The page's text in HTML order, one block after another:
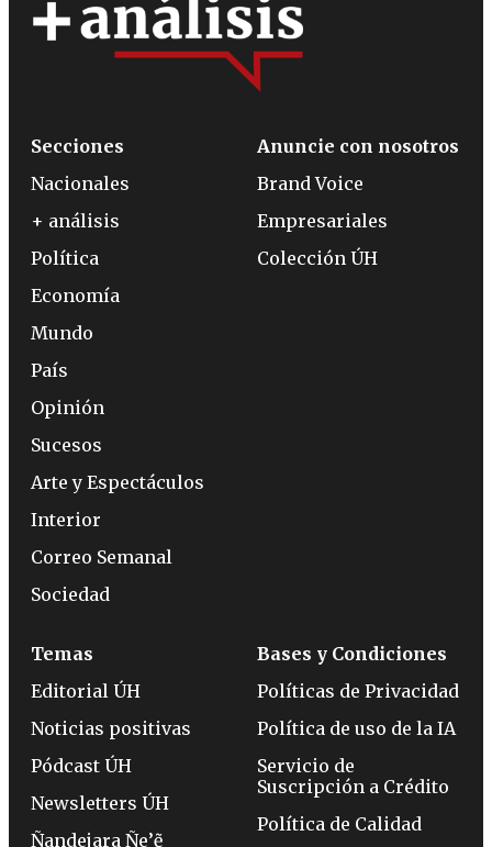
Secciones
Nacionales
+ análisis
Política
Economía
Mundo
País
Opinión
Sucesos
Arte y Espectáculos
Interior
Correo Semanal
Sociedad
Anuncie con nosotros
Brand Voice
Empresariales
Colección ÚH
Temas
Editorial ÚH
Noticias positivas
Pódcast ÚH
Newsletters ÚH
Ñandejara Ñe’ẽ
Bases y Condiciones
Políticas de Privacidad
Política de uso de la IA
Servicio de
Suscripción a Crédito
Política de Calidad